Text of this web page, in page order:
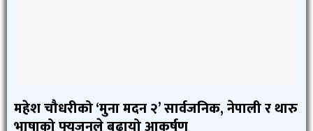
महेश चौधरीको ‘मुना मदन २’ सार्वजनिक, नेपाली र थारु